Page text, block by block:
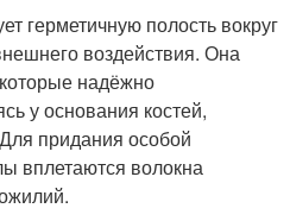
герметичную полость вокруг
воздействия. Она
надёжно
у основания костей,
придания особой
вплетаются волокна